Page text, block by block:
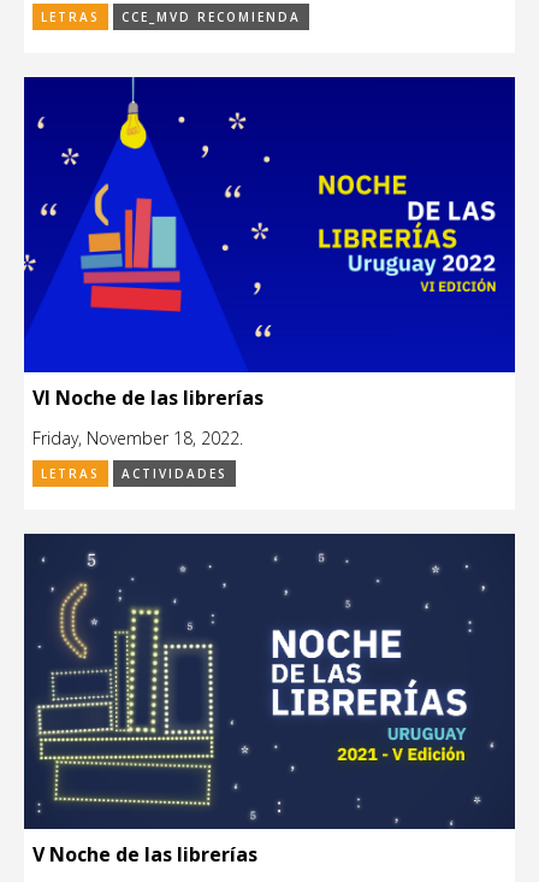
LETRAS CCE_MVD RECOMIENDA
VI Noche de las librerías
Friday, November 18, 2022.
LETRAS ACTIVIDADES
V Noche de las librerías